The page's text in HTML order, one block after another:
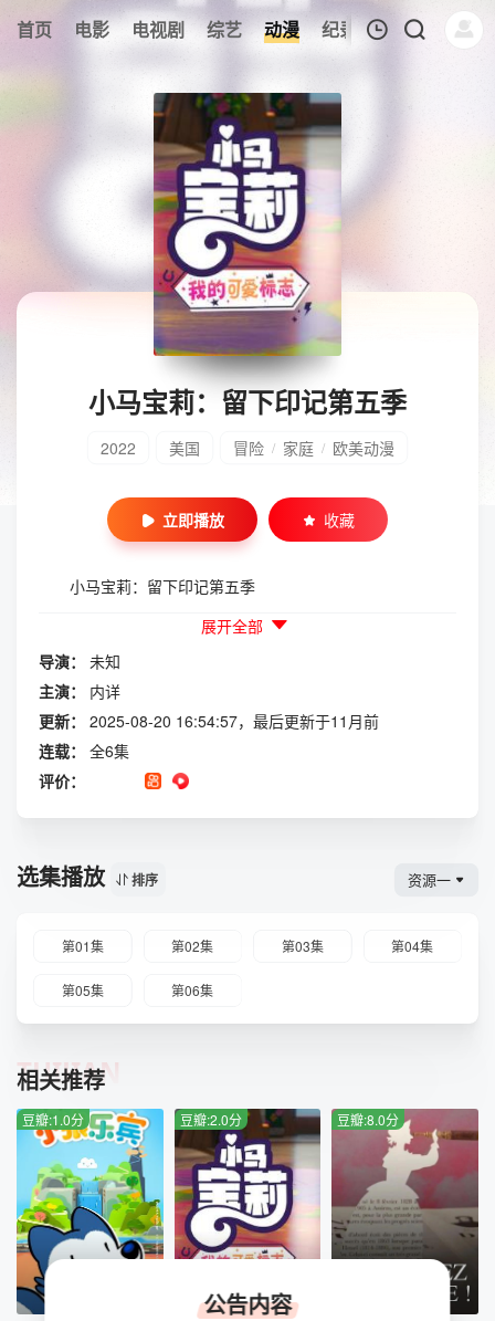
首页 电影 电视剧 综艺 动漫 纪录片 午夜剧场
暂无观看影片的记录
小马宝莉：留下印记第五季
2022 美国 冒险 / 家庭 / 欧美动漫
立即播放 收藏
小马宝莉：留下印记第五季
展开全部
导演：
未知
主演：
内详
更新：
2025-08-20 16:54:57，最后更新于11月前
连载：
全6集
评价：
选集播放 排序 资源一
第01集 第02集 第03集 第04集
第05集 第06集
相关推荐
TUIJIAN
豆瓣:1.0分
全6集
豆瓣:2.0分 豆瓣:8.0分
公告内容